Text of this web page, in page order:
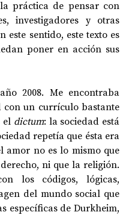
práctica de pensar con
investigadores y otras
este sentido, este texto es
poner en acción sus
2008. Me encontraba
con un currículo bastante
el dictum: la sociedad está
repetía que ésta era
amor no es lo mismo que
ni que la religión.
los códigos, lógicas,
del mundo social que
específicas de Durkheim,